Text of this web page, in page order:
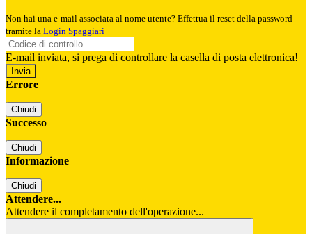
Non hai una e-mail associata al nome utente? Effettua il reset della password
tramite la Login Spaggiari
E-mail inviata, si prega di controllare la casella di posta elettronica!
Errore
Chiudi
Successo
Chiudi
Informazione
Chiudi
Attendere...
Attendere il completamento dell'operazione...